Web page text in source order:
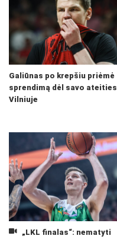
Galiūnas po krepšiu priėmė
sprendimą dėl savo ateities
Vilniuje
„LKL finalas“: nematyti